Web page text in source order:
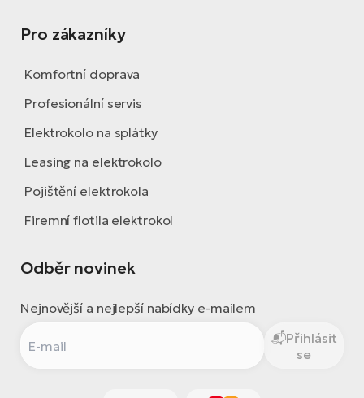
Pro zákazníky
Komfortní doprava
Profesionální servis
Elektrokolo na splátky
Leasing na elektrokolo
Pojištění elektrokola
Firemní flotila elektrokol
Odběr novinek
Nejnovější a nejlepší nabídky e-mailem
Přihlásit
se